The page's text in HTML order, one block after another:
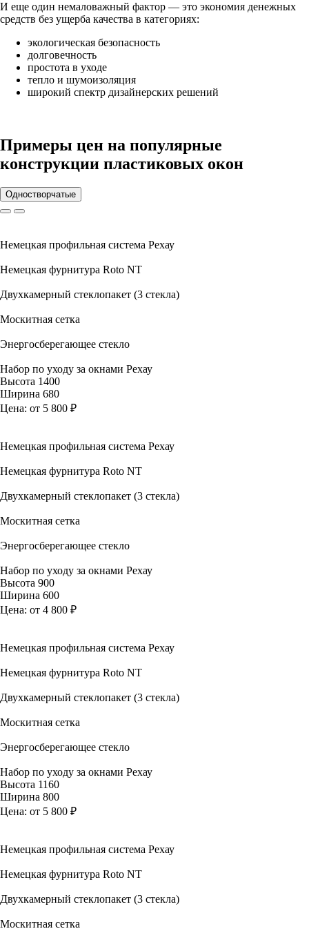
И еще один немаловажный фактор — это экономия денежных
средств без ущерба качества в категориях:
экологическая безопасность
долговечность
простота в уходе
тепло и шумоизоляция
широкий спектр дизайнерских решений
Примеры цен на популярные
конструкции пластиковых окон
Одностворчатые
Немецкая профильная система Рехау
Немецкая фурнитура Roto NT
Двухкамерный стеклопакет (3 стекла)
Москитная сетка
Энергосберегающее стекло
Набор по уходу за окнами Рехау
Высота 1400
Ширина 680
Цена: от 5 800 ₽
Немецкая профильная система Рехау
Немецкая фурнитура Roto NT
Двухкамерный стеклопакет (3 стекла)
Москитная сетка
Энергосберегающее стекло
Набор по уходу за окнами Рехау
Высота 900
Ширина 600
Цена: от 4 800 ₽
Немецкая профильная система Рехау
Немецкая фурнитура Roto NT
Двухкамерный стеклопакет (3 стекла)
Москитная сетка
Энергосберегающее стекло
Набор по уходу за окнами Рехау
Высота 1160
Ширина 800
Цена: от 5 800 ₽
Немецкая профильная система Рехау
Немецкая фурнитура Roto NT
Двухкамерный стеклопакет (3 стекла)
Москитная сетка